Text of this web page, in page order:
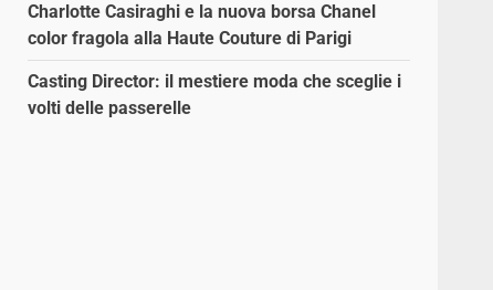
Charlotte Casiraghi e la nuova borsa Chanel
color fragola alla Haute Couture di Parigi
Casting Director: il mestiere moda che sceglie i
volti delle passerelle